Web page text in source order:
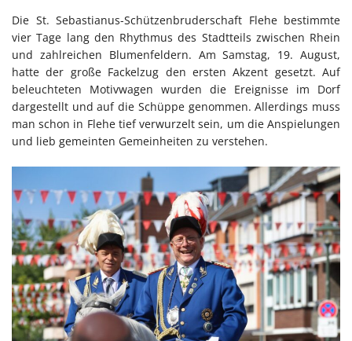
Die St. Sebastianus-Schützenbruderschaft Flehe bestimmte
vier Tage lang den Rhythmus des Stadtteils zwischen Rhein
und zahlreichen Blumenfeldern. Am Samstag, 19. August,
hatte der große Fackelzug den ersten Akzent gesetzt. Auf
beleuchteten Motivwagen wurden die Ereignisse im Dorf
dargestellt und auf die Schüppe genommen. Allerdings muss
man schon in Flehe tief verwurzelt sein, um die Anspielungen
und lieb gemeinten Gemeinheiten zu verstehen.